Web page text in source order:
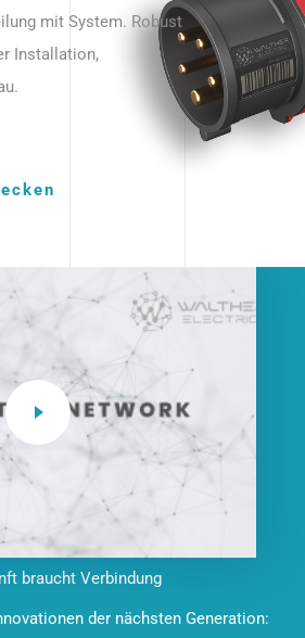
hier.
mit System. Robust
Installation,
IP-geschützt und
braucht Verbindung
der nächsten Generation: